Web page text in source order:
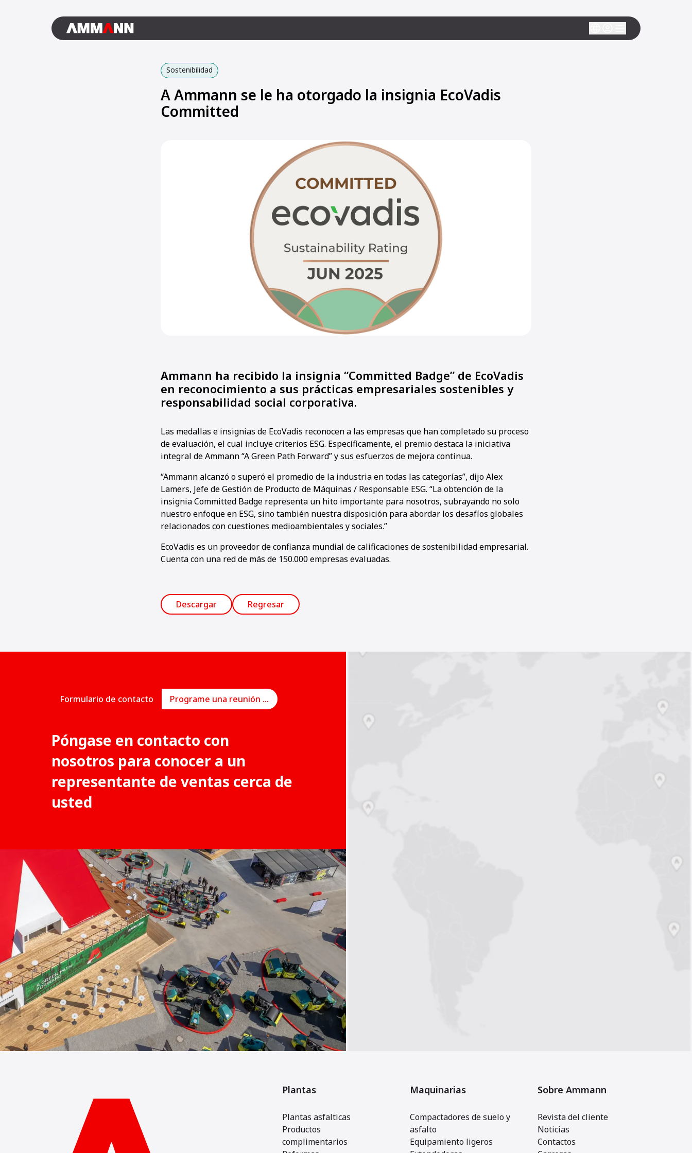
Sostenibilidad
A Ammann se le ha otorgado la insignia EcoVadis
Committed
Ammann ha recibido la insignia “Committed Badge” de EcoVadis
en reconocimiento a sus prácticas empresariales sostenibles y
responsabilidad social corporativa.
Las medallas e insignias de EcoVadis reconocen a las empresas que han completado su proceso
de evaluación, el cual incluye criterios ESG. Específicamente, el premio destaca la iniciativa
integral de Ammann “A Green Path Forward” y sus esfuerzos de mejora continua.
“Ammann alcanzó o superó el promedio de la industria en todas las categorías”, dijo Alex
Lamers, Jefe de Gestión de Producto de Máquinas / Responsable ESG. “La obtención de la
insignia Committed Badge representa un hito importante para nosotros, subrayando no solo
nuestro enfoque en ESG, sino también nuestra disposición para abordar los desafíos globales
relacionados con cuestiones medioambientales y sociales.”
EcoVadis es un proveedor de confianza mundial de calificaciones de sostenibilidad empresarial.
Cuenta con una red de más de 150.000 empresas evaluadas.
Descargar Regresar
Formulario de contacto Programe una reunión en línea
Póngase en contacto con
nosotros para conocer a un
representante de ventas cerca de
usted
Plantas
Plantas asfalticas
Productos
complimentarios
Maquinarias
Compactadores de suelo y
asfalto
Equipamiento ligeros
Sobre Ammann
Revista del cliente
Noticias
Contactos